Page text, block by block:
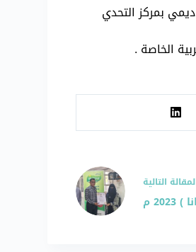
بمركز التحدي
الخاصة .
مقالة التالية
م